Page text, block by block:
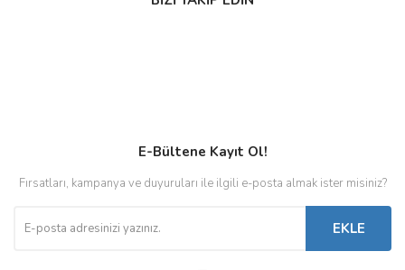
E-Bültene Kayıt Ol!
Fırsatları, kampanya ve duyuruları ile ilgili e-posta almak ister misiniz?
EKLE